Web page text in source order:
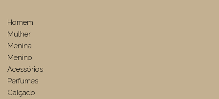
Homem
Mulher
Menina
Menino
Acessórios
Perfumes
Calçado